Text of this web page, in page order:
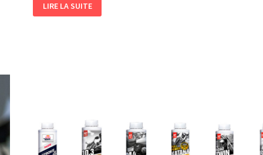
RÉCUPÉRER
DE
LIRE LA SUITE